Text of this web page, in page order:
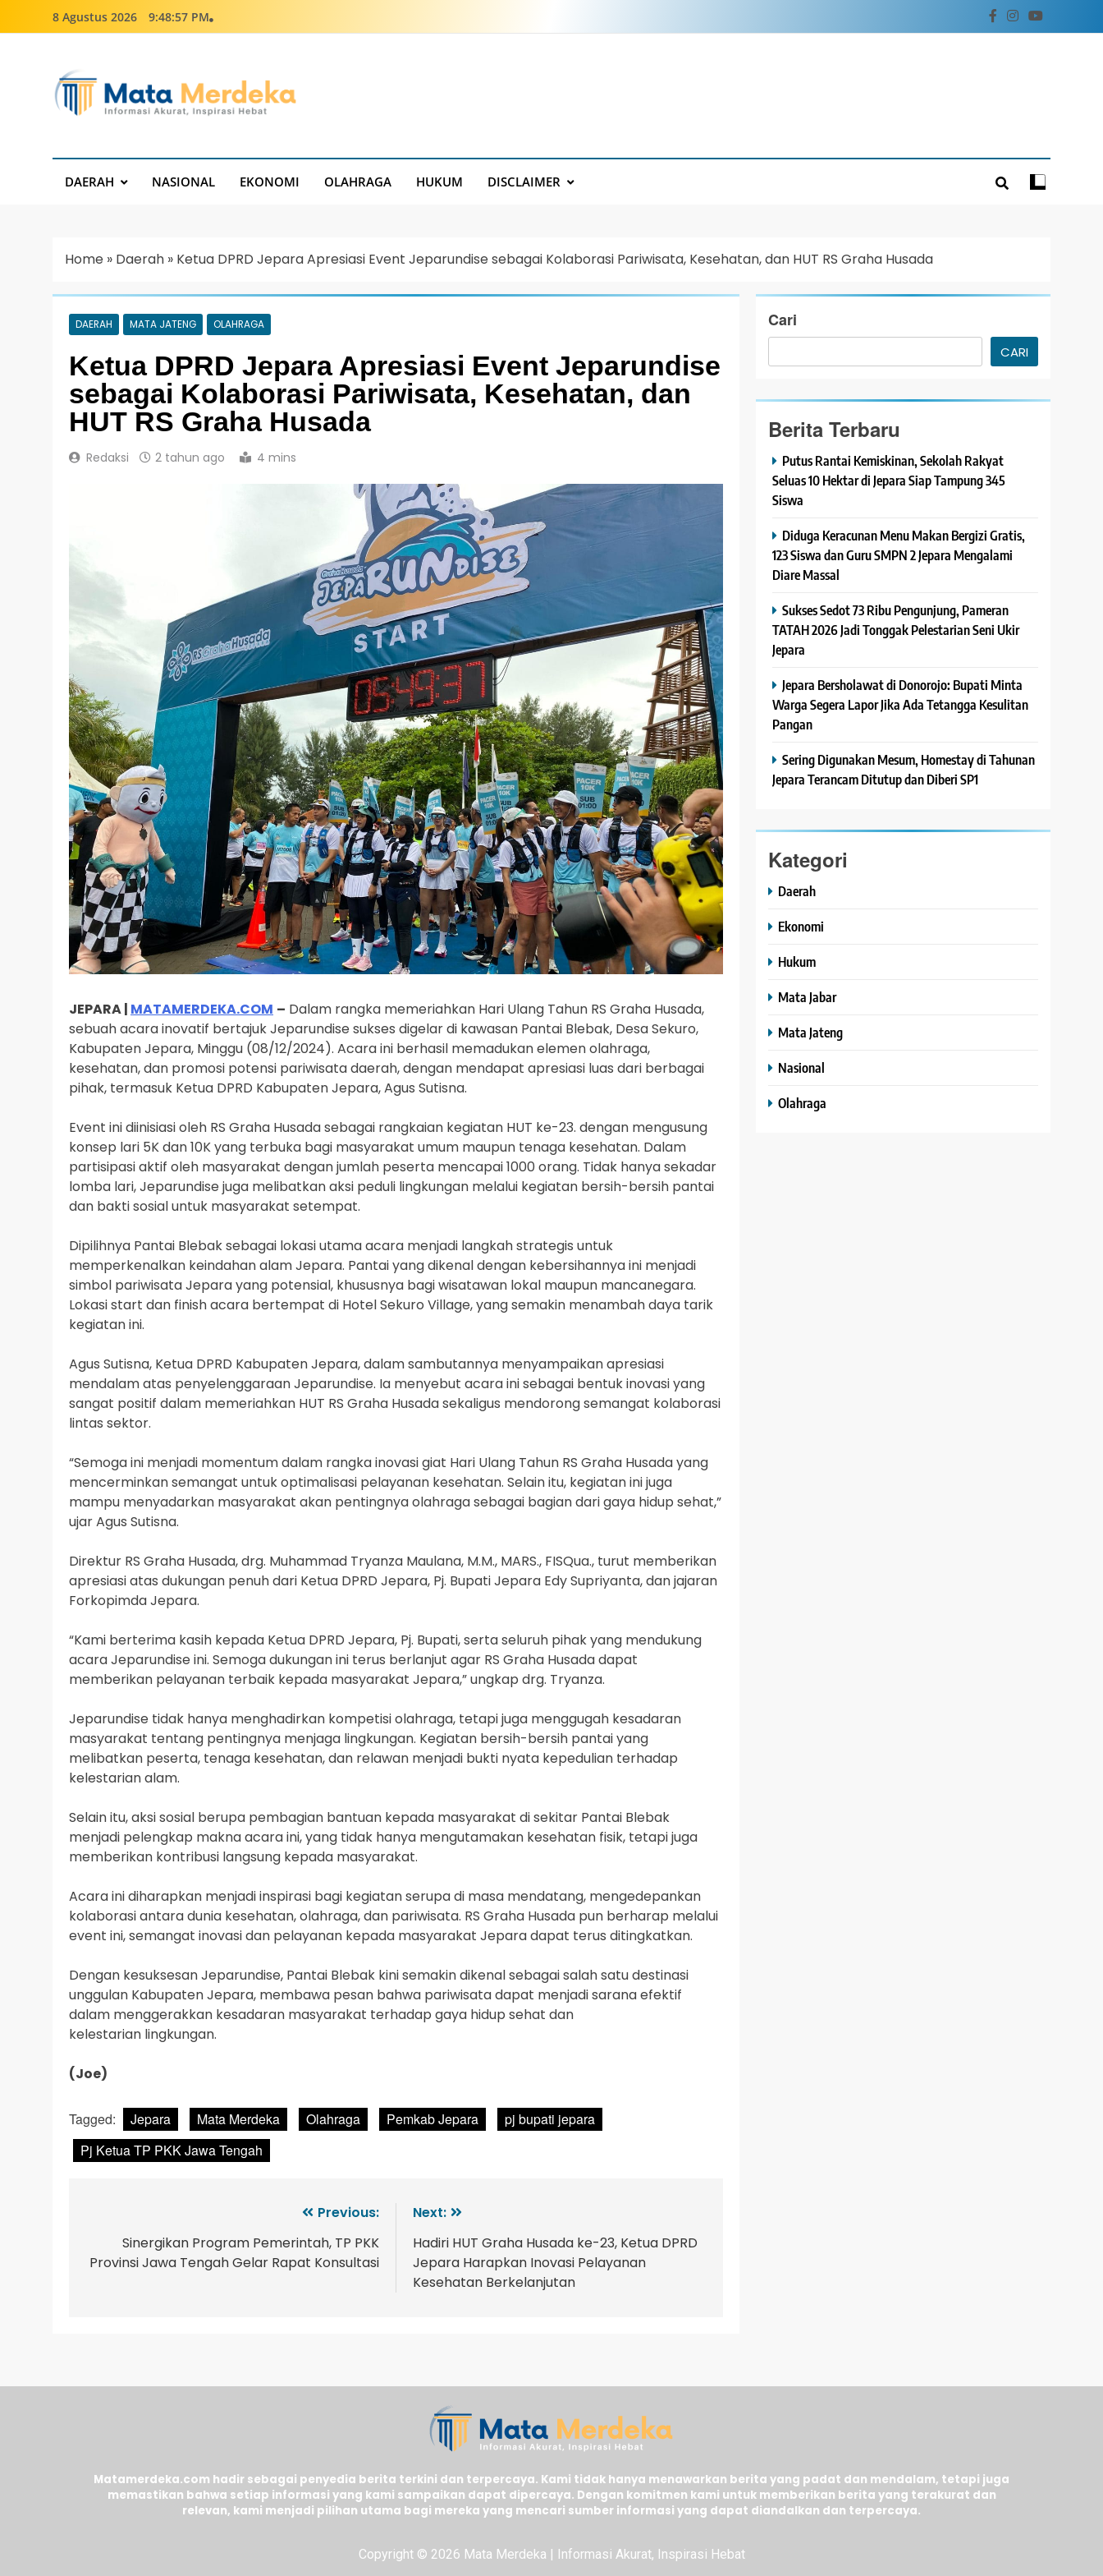
8 Agustus 2026 9:48:58 PM
DAERAH NASIONAL EKONOMI OLAHRAGA HUKUM DISCLAIMER
Home » Daerah » Ketua DPRD Jepara Apresiasi Event Jeparundise sebagai Kolaborasi Pariwisata, Kesehatan, dan HUT RS Graha Husada
DAERAH MATA JATENG OLAHRAGA
Ketua DPRD Jepara Apresiasi Event Jeparundise
sebagai Kolaborasi Pariwisata, Kesehatan, dan
HUT RS Graha Husada
Redaksi 2 tahun ago 4 mins
JEPARA | MATAMERDEKA.COM – Dalam rangka memeriahkan Hari Ulang Tahun RS Graha Husada,
sebuah acara inovatif bertajuk Jeparundise sukses digelar di kawasan Pantai Blebak, Desa Sekuro,
Kabupaten Jepara, Minggu (08/12/2024). Acara ini berhasil memadukan elemen olahraga,
kesehatan, dan promosi potensi pariwisata daerah, dengan mendapat apresiasi luas dari berbagai
pihak, termasuk Ketua DPRD Kabupaten Jepara, Agus Sutisna.
Event ini diinisiasi oleh RS Graha Husada sebagai rangkaian kegiatan HUT ke-23. dengan mengusung
konsep lari 5K dan 10K yang terbuka bagi masyarakat umum maupun tenaga kesehatan. Dalam
partisipasi aktif oleh masyarakat dengan jumlah peserta mencapai 1000 orang. Tidak hanya sekadar
lomba lari, Jeparundise juga melibatkan aksi peduli lingkungan melalui kegiatan bersih-bersih pantai
dan bakti sosial untuk masyarakat setempat.
Dipilihnya Pantai Blebak sebagai lokasi utama acara menjadi langkah strategis untuk
memperkenalkan keindahan alam Jepara. Pantai yang dikenal dengan kebersihannya ini menjadi
simbol pariwisata Jepara yang potensial, khususnya bagi wisatawan lokal maupun mancanegara.
Lokasi start dan finish acara bertempat di Hotel Sekuro Village, yang semakin menambah daya tarik
kegiatan ini.
Agus Sutisna, Ketua DPRD Kabupaten Jepara, dalam sambutannya menyampaikan apresiasi
mendalam atas penyelenggaraan Jeparundise. Ia menyebut acara ini sebagai bentuk inovasi yang
sangat positif dalam memeriahkan HUT RS Graha Husada sekaligus mendorong semangat kolaborasi
lintas sektor.
“Semoga ini menjadi momentum dalam rangka inovasi giat Hari Ulang Tahun RS Graha Husada yang
mencerminkan semangat untuk optimalisasi pelayanan kesehatan. Selain itu, kegiatan ini juga
mampu menyadarkan masyarakat akan pentingnya olahraga sebagai bagian dari gaya hidup sehat,”
ujar Agus Sutisna.
Direktur RS Graha Husada, drg. Muhammad Tryanza Maulana, M.M., MARS., FISQua., turut memberikan
apresiasi atas dukungan penuh dari Ketua DPRD Jepara, Pj. Bupati Jepara Edy Supriyanta, dan jajaran
Forkopimda Jepara.
“Kami berterima kasih kepada Ketua DPRD Jepara, Pj. Bupati, serta seluruh pihak yang mendukung
acara Jeparundise ini. Semoga dukungan ini terus berlanjut agar RS Graha Husada dapat
memberikan pelayanan terbaik kepada masyarakat Jepara,” ungkap drg. Tryanza.
Jeparundise tidak hanya menghadirkan kompetisi olahraga, tetapi juga menggugah kesadaran
masyarakat tentang pentingnya menjaga lingkungan. Kegiatan bersih-bersih pantai yang
melibatkan peserta, tenaga kesehatan, dan relawan menjadi bukti nyata kepedulian terhadap
kelestarian alam.
Selain itu, aksi sosial berupa pembagian bantuan kepada masyarakat di sekitar Pantai Blebak
menjadi pelengkap makna acara ini, yang tidak hanya mengutamakan kesehatan fisik, tetapi juga
memberikan kontribusi langsung kepada masyarakat.
Acara ini diharapkan menjadi inspirasi bagi kegiatan serupa di masa mendatang, mengedepankan
kolaborasi antara dunia kesehatan, olahraga, dan pariwisata. RS Graha Husada pun berharap melalui
event ini, semangat inovasi dan pelayanan kepada masyarakat Jepara dapat terus ditingkatkan.
Dengan kesuksesan Jeparundise, Pantai Blebak kini semakin dikenal sebagai salah satu destinasi
unggulan Kabupaten Jepara, membawa pesan bahwa pariwisata dapat menjadi sarana efektif
dalam menggerakkan kesadaran masyarakat terhadap gaya hidup sehat dan
kelestarian lingkungan.
(Joe)
Tagged: Jepara Mata Merdeka Olahraga Pemkab Jepara
pj bupati jepara
Pj Ketua TP PKK Jawa Tengah
Previous:
Sinergikan Program Pemerintah, TP PKK
Provinsi Jawa Tengah Gelar Rapat Konsultasi
Next:
Hadiri HUT Graha Husada ke-23, Ketua DPRD
Jepara Harapkan Inovasi Pelayanan
Kesehatan Berkelanjutan
Cari
CARI
Berita Terbaru
Putus Rantai Kemiskinan, Sekolah Rakyat
Seluas 10 Hektar di Jepara Siap Tampung 345
Siswa
Diduga Keracunan Menu Makan Bergizi Gratis,
123 Siswa dan Guru SMPN 2 Jepara Mengalami
Diare Massal
Sukses Sedot 73 Ribu Pengunjung, Pameran
TATAH 2026 Jadi Tonggak Pelestarian Seni Ukir
Jepara
Jepara Bersholawat di Donorojo: Bupati Minta
Warga Segera Lapor Jika Ada Tetangga Kesulitan
Pangan
Sering Digunakan Mesum, Homestay di Tahunan
Jepara Terancam Ditutup dan Diberi SP1
Kategori
Daerah
Ekonomi
Hukum
Mata Jabar
Mata Jateng
Nasional
Olahraga
Matamerdeka.com hadir sebagai penyedia berita terkini dan terpercaya. Kami tidak hanya menawarkan berita yang padat dan mendalam, tetapi juga
memastikan bahwa setiap informasi yang kami sampaikan dapat dipercaya. Dengan komitmen kami untuk memberikan berita yang terakurat dan
relevan, kami menjadi pilihan utama bagi mereka yang mencari sumber informasi yang dapat diandalkan dan terpercaya.
Copyright © 2026 Mata Merdeka | Informasi Akurat, Inspirasi Hebat